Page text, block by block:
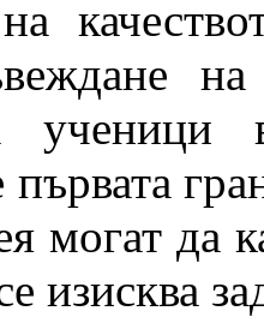
на
могат да
изисква